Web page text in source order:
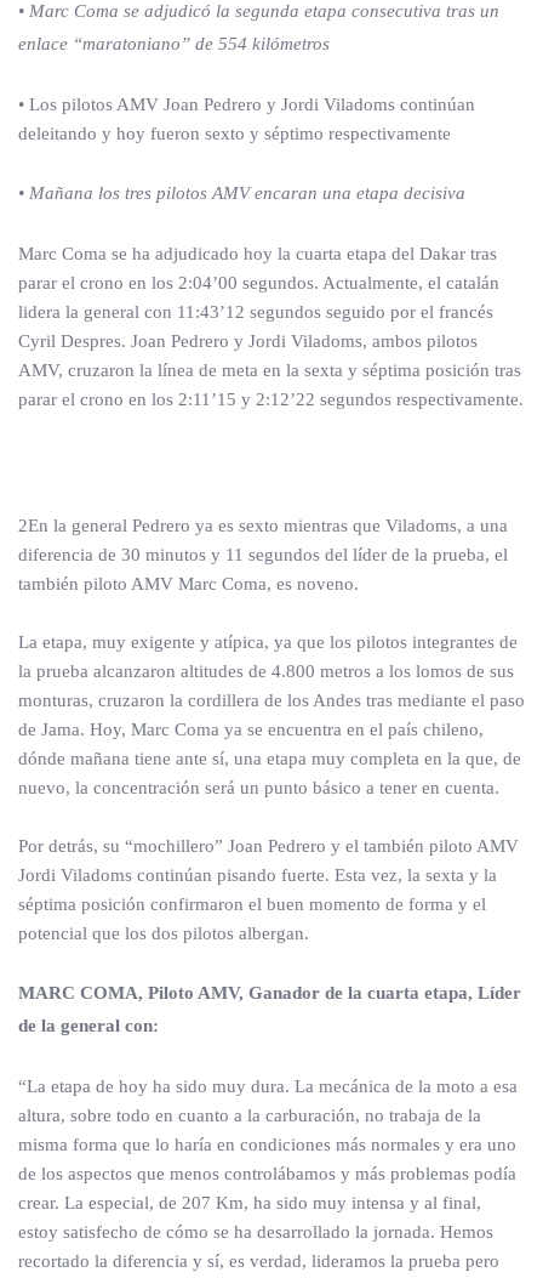
• Marc Coma se adjudicó la segunda etapa consecutiva tras un
enlace “maratoniano” de 554 kilómetros
• Los pilotos AMV Joan Pedrero y Jordi Viladoms continúan
deleitando y hoy fueron sexto y séptimo respectivamente
• Mañana los tres pilotos AMV encaran una etapa decisiva
Marc Coma se ha adjudicado hoy la cuarta etapa del Dakar tras
parar el crono en los 2:04’00 segundos. Actualmente, el catalán
lidera la general con 11:43’12 segundos seguido por el francés
Cyril Despres. Joan Pedrero y Jordi Viladoms, ambos pilotos
AMV, cruzaron la línea de meta en la sexta y séptima posición tras
parar el crono en los 2:11’15 y 2:12’22 segundos respectivamente.
2En la general Pedrero ya es sexto mientras que Viladoms, a una
diferencia de 30 minutos y 11 segundos del líder de la prueba, el
también piloto AMV Marc Coma, es noveno.
La etapa, muy exigente y atípica, ya que los pilotos integrantes de
la prueba alcanzaron altitudes de 4.800 metros a los lomos de sus
monturas, cruzaron la cordillera de los Andes tras mediante el paso
de Jama. Hoy, Marc Coma ya se encuentra en el país chileno,
dónde mañana tiene ante sí, una etapa muy completa en la que, de
nuevo, la concentración será un punto básico a tener en cuenta.
Por detrás, su “mochillero” Joan Pedrero y el también piloto AMV
Jordi Viladoms continúan pisando fuerte. Esta vez, la sexta y la
séptima posición confirmaron el buen momento de forma y el
potencial que los dos pilotos albergan.
MARC COMA, Piloto AMV, Ganador de la cuarta etapa, Líder
de la general con:
“La etapa de hoy ha sido muy dura. La mecánica de la moto a esa
altura, sobre todo en cuanto a la carburación, no trabaja de la
misma forma que lo haría en condiciones más normales y era uno
de los aspectos que menos controlábamos y más problemas podía
crear. La especial, de 207 Km, ha sido muy intensa y al final,
estoy satisfecho de cómo se ha desarrollado la jornada. Hemos
recortado la diferencia y sí, es verdad, lideramos la prueba pero